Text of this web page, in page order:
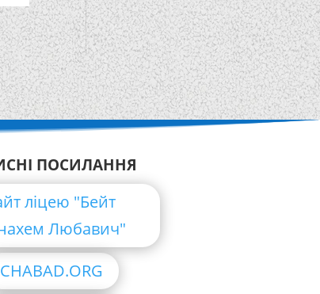
ПОСИЛАННЯ
ліцею "Бейт
Любавич"
CHABAD.ORG